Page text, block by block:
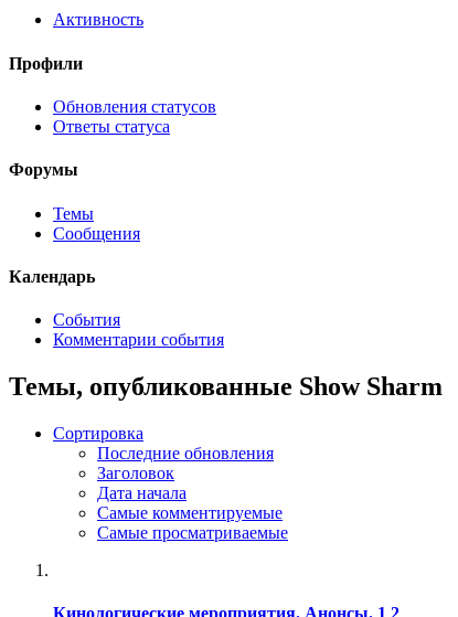
Активность
Профили
Обновления статусов
Ответы статуса
Форумы
Темы
Сообщения
Календарь
События
Комментарии события
Темы, опубликованные Show Sharm
Сортировка
Последние обновления
Заголовок
Дата начала
Самые комментируемые
Самые просматриваемые